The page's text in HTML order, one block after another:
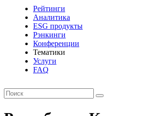
Рейтинги
Аналитика
ESG продукты
Рэнкинги
Конференции
Тематики
Услуги
FAQ